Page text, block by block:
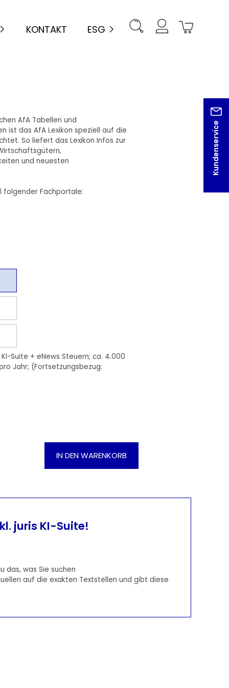
KONTAKT ESG
Kundenservice
AfA Tabellen und
ist das AfA Lexikon speziell auf die
So liefert das Lexikon Infos zur
und neuesten
folgender Fachportale:
Suite + eNews Steuern; ca. 4.000
Jahr; (Fortsetzungsbezug:
den gewünschten Wert ein oder
IN DEN WARENKORB
juris KI-Suite!
das, was Sie suchen
auf die exakten Textstellen und gibt diese